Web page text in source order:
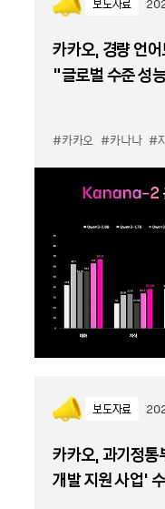
보도자료
카카오, 경량 언
“글로벌 수준 성
#카카오 #카나나 #
보도자료
카카오, 과기정통
개발 지원 사업’